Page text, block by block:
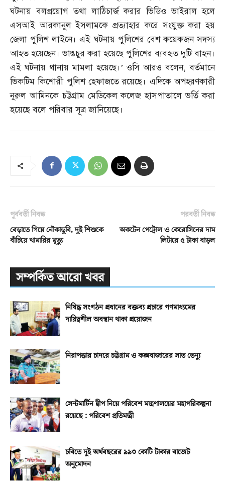
ঘটনায় বলপ্রয়োগ তথা লাঠিচার্জ করার ভিডিও ভাইরাল হলে
এসআই আরকানুল ইসলামকে প্রত্যাহার করে সংযুক্ত করা হয়
জেলা পুলিশ লাইনে। এই ঘটনায় পুলিশের বেশ কয়েকজন সদস্য
আহত হয়েছেন। ভাঙচুর করা হয়েছে পুলিশের ব্যবহৃত দুটি বাহন।
এই ঘটনায় থানায় মামলা হয়েছে।’ ওসি আরও বলেন,বর্তমানে
ভিকটিম কিশোরী পুলিশ হেফাজতে রয়েছে। এদিকে অপহরণকারী
নুরুল আমিনকে চট্টগ্রাম মেডিকেল কলেজ হাসপাতালে ভর্তি করা
হয়েছে বলে পরিবার সূত্র জানিয়েছে।
পূর্ববর্তী নিবন্ধ
বেড়াতে গিয়ে নৌকাডুবি, দুই শিশুকে
বাঁচিয়ে খামারির মৃত্যু
পরবর্তী নিবন্ধ
অকটেন পেট্রোল ও কেরোসিনের দাম
লিটারে ৫ টাকা বাড়ল
সম্পর্কিত আরো খবর
নিষিদ্ধ সংগঠন প্রধানের বক্তব্য প্রচারে গণমাধ্যমের
দায়িত্বশীল অবস্থান থাকা প্রয়োজন
নিরাপত্তার চাদরে চট্টগ্রাম ও কক্সবাজারের সাত ভেন্যু
সেন্টমার্টিন দ্বীপ নিয়ে পরিবেশ মন্ত্রণালয়ের মহাপরিকল্পনা
রয়েছে : পরিবেশ প্রতিমন্ত্রী
চবিতে দুই অর্থবছরের ৯৯৩ কোটি টাকার বাজেট
অনুমোদন